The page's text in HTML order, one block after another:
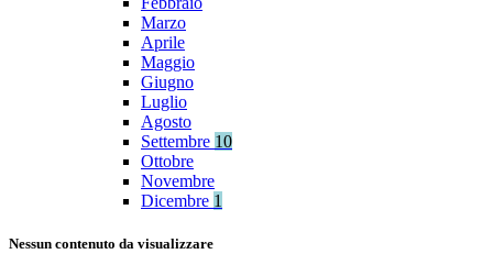
Marzo
Aprile
Maggio
Giugno
Luglio
Agosto
Settembre 10
Ottobre
Novembre
Dicembre 1
Nessun contenuto da visualizzare